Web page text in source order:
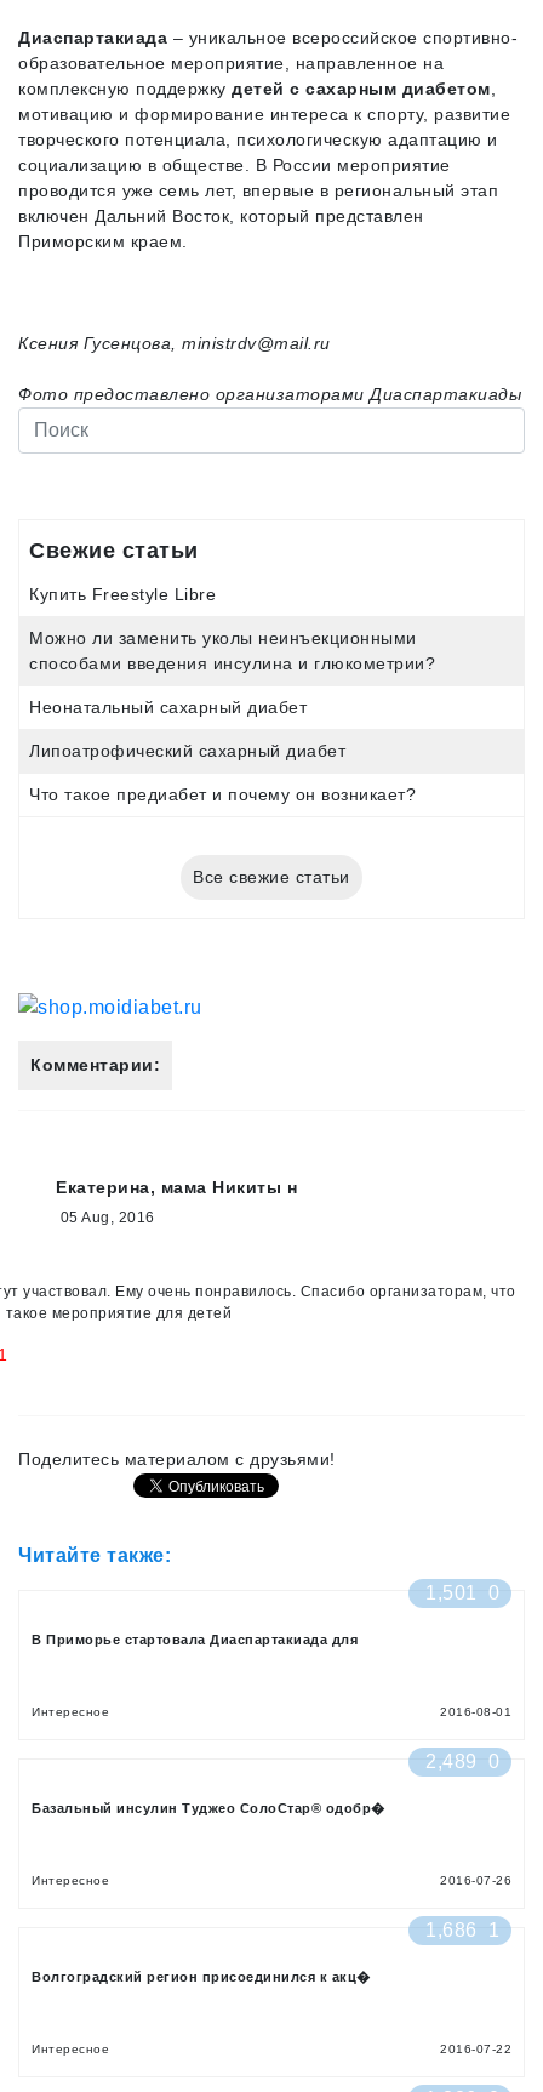
Диаспартакиада – уникальное всероссийское спортивно-
образовательное мероприятие, направленное на
комплексную поддержку детей с сахарным диабетом
мотивацию и формирование интереса к спорту, развитие
творческого потенциала, психологическую адаптацию и
социализацию в обществе. В России мероприятие
проводится уже семь лет, впервые в региональный этап
включен Дальний Восток, который представлен
Приморским краем.
Ксения Гусенцова, ministrdv@mail.ru
Фото предоставлено организаторами Диаспартакиады
Свежие статьи
Купить Freestyle Libre
Можно ли заменить уколы неинъекционными
способами введения инсулина и глюкометрии?
Неонатальный сахарный диабет
Липоатрофический сахарный диабет
Что такое предиабет и почему он возникает?
Все свежие статьи
Комментарии:
Екатерина, мама Никиты н
05 Aug, 2016
участвовал. Ему очень понравилось. Спасибо организаторам, что
такое мероприятие для детей
Поделитесь материалом с друзьями!
Читайте также:
1,501
0
В Приморье стартовала Диаспартакиада для
Интересное 2016-08-01
2,489 0
Базальный инсулин Туджео СолоСтар® одобр�
Интересное 2016-07-26
1,686 1
Волгоградский регион присоединился к акц�
Интересное 2016-07-22